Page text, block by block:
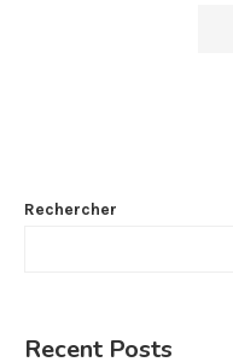
Rechercher
Recent Posts